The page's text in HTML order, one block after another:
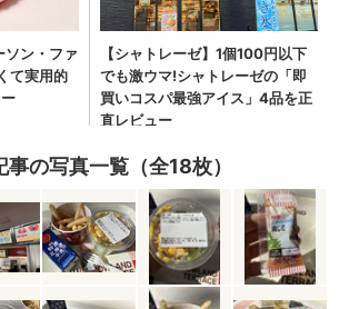
事の写真一覧（全18枚）